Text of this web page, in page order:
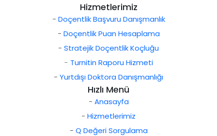
Hizmetlerimiz
- Doçentlik Başvuru Danışmanlık
- Doçentlik Puan Hesaplama
- Stratejik Doçentlik Koçluğu
- Turnitin Raporu Hizmeti
- Yurtdışı Doktora Danışmanlığı
Hızlı Menü
- Anasayfa
- Hizmetlerimiz
- Q Değeri Sorgulama